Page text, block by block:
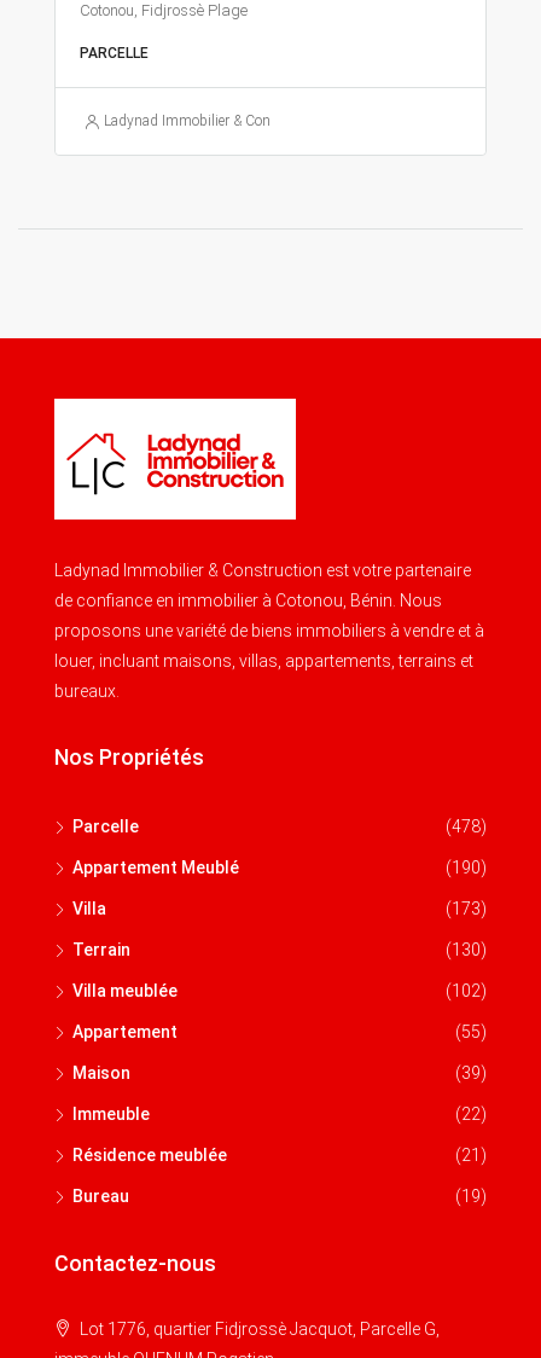
Cotonou, Fidjrossè Plage
PARCELLE
Ladynad Immobilier & Construction
Ladynad Immobilier & Construction est votre partenaire
de confiance en immobilier à Cotonou, Bénin. Nous
proposons une variété de biens immobiliers à vendre et à
louer, incluant maisons, villas, appartements, terrains et
bureaux.
Nos Propriétés
Parcelle (478)
Appartement Meublé (190)
Villa (173)
Terrain (130)
Villa meublée (102)
Appartement (55)
Maison (39)
Immeuble (22)
Résidence meublée (21)
Bureau (19)
Contactez-nous
Lot 1776, quartier Fidjrossè Jacquot, Parcelle G,